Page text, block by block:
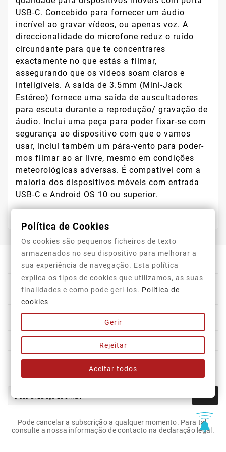
USB-C. Concebido para fornecer um áudio
incrível ao gravar vídeos, ou apenas voz. A
direccionalidade do microfone reduz o ruído
circundante para que te concentrares
exactamente no que estás a filmar,
assegurando que os vídeos soam claros e
inteligíveis. A saída de 3.5mm (Mini-Jack
Estéreo) fornece uma saída de auscultadores
para escuta durante a reprodução/ gravação de
áudio. Inclui uma peça para poder fixar-se com
segurança ao dispositivo com que o vamos
usar, incluí também um pára-vento para poder-
mos filmar ao ar livre, mesmo em condições
meteorológicas adversas. É compatível com a
maioria dos dispositivos móveis com entrada
USB-C e Android OS 10 ou superior.
Informação Da Loja
Top Categorias
A Nossa Empresa 
A Sua Conta 
Newsletter
OK
Pode cancelar a subscrição a qualquer momento. Para tal,
consulte a nossa informação de contacto na declaração legal.
Política de Cookies
Os cookies são pequenos ficheiros de texto
armazenados no seu dispositivo para melhorar a
sua experiência de navegação. Esta política
explica os tipos de cookies que utilizamos, as suas
finalidades e como pode geri-los. Política de
cookies
Gerir
Rejeitar
Aceitar todos